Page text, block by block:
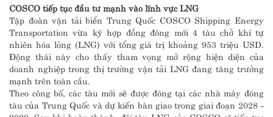
COSCO tiếp tục đầu tư mạnh vào lĩnh vực LNG
Tập đoàn vận tải biển Trung Quốc COSCO Shipping Energy
Transportation vừa ký hợp đồng đóng mới 4 tàu chở khí tự
nhiên hóa lỏng (LNG) với tổng giá trị khoảng 953 triệu USD.
Động thái này cho thấy tham vọng mở rộng hiện diện của
doanh nghiệp trong thị trường vận tải LNG đang tăng trưởng
mạnh trên toàn cầu.
Theo công bố, các tàu mới sẽ được đóng tại các nhà máy đóng
tàu của Trung Quốc và dự kiến bàn giao trong giai đoạn 2028 -